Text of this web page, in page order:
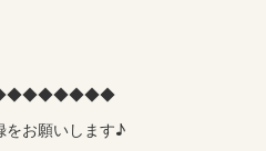
をお願いします♪